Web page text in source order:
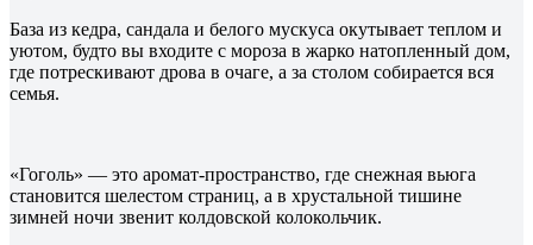
База из кедра, сандала и белого мускуса окутывает теплом и
уютом, будто вы входите с мороза в жарко натопленный дом,
где потрескивают дрова в очаге, а за столом собирается вся
семья.
«Гоголь» — это аромат-пространство, где снежная вьюга
становится шелестом страниц, а в хрустальной тишине
зимней ночи звенит колдовской колокольчик.